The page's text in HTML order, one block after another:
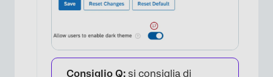
Consiglio Q: si consiglia di